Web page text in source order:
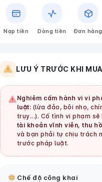
Nạp tiền Dòng tiền Đơn hàng
LƯU Ý TRƯỚC KHI
Nghiêm cấm hành vi vi
luật: (lừa đảo, bôi nhọ,
trụy...). Cố tình vi phạm sẽ
tài khoản vĩnh viễn, thu
và bạn phải tự chịu trách
trước pháp luật.
Chế độ công khai